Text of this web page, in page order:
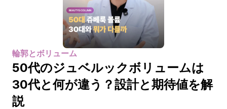
輪郭とボリューム
50代のジュベルックボリュームは
30代と何が違う？設計と期待値を解
説